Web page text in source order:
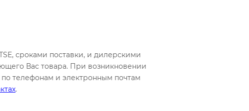
сроками поставки, и дилерскими
Вас товара. При возникновении
телефонам и электронным почтам
.